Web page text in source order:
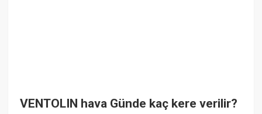
VENTOLIN hava Günde kaç kere verilir?